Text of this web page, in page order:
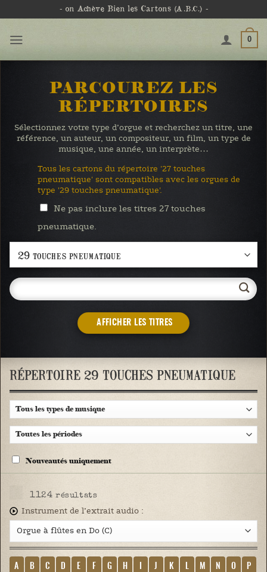
- on Achève Bien les Cartons (A.B.C.) -
0
PARCOUREZ LES
RÉPERTOIRES
Sélectionnez votre type d’orgue et recherchez un titre, une
référence, un auteur, un compositeur, un film, un type de
musique, une année, un interprète…
Tous les cartons du répertoire '27 touches
pneumatique' sont compatibles avec les orgues de
type '29 touches pneumatique'.
Ne pas inclure les titres 27 touches
pneumatique.
AFFICHER LES TITRES
RÉPERTOIRE 29 TOUCHES PNEUMATIQUE
Nouveautés uniquement
1124 résultats
Instrument de l’extrait audio :
A B C D E F G H J K M N O P